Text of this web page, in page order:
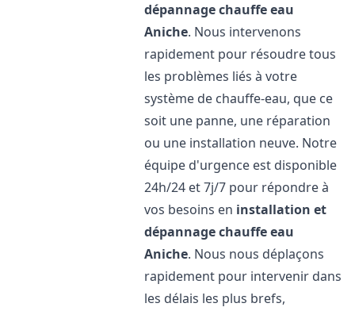
dépannage chauffe eau
Aniche. Nous intervenons
rapidement pour résoudre tous
les problèmes liés à votre
système de chauffe-eau, que ce
soit une panne, une réparation
ou une installation neuve. Notre
équipe d'urgence est disponible
24h/24 et 7j/7 pour répondre à
vos besoins en installation et
dépannage chauffe eau
Aniche. Nous nous déplaçons
rapidement pour intervenir dans
les délais les plus brefs,